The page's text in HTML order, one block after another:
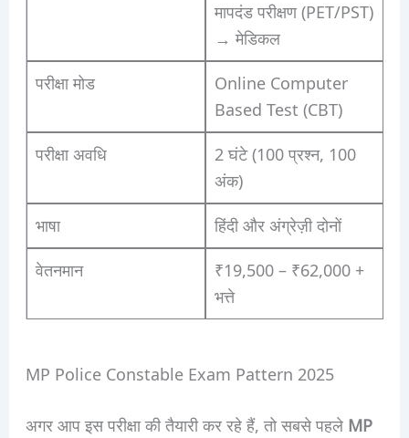
मापदंड परीक्षण (PET/PST)
→ मेडिकल
परीक्षा मोड
Online Computer
Based Test (CBT)
परीक्षा अवधि
2 घंटे (100 प्रश्न, 100
अंक)
भाषा हिंदी और अंग्रेज़ी दोनों
वेतनमान
₹19,500 – ₹62,000 +
भत्ते
MP Police Constable Exam Pattern 2025
अगर आप इस परीक्षा की तैयारी कर रहे हैं, तो सबसे पहले MP